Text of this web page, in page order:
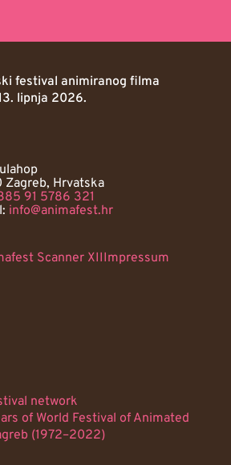
festival animiranog filma
lipnja 2026.
Zagreb, Hrvatska
91 5786 321
info@animafest.hr
Scanner XIIImpressum
network
of World Festival of Animated
(1972–2022)